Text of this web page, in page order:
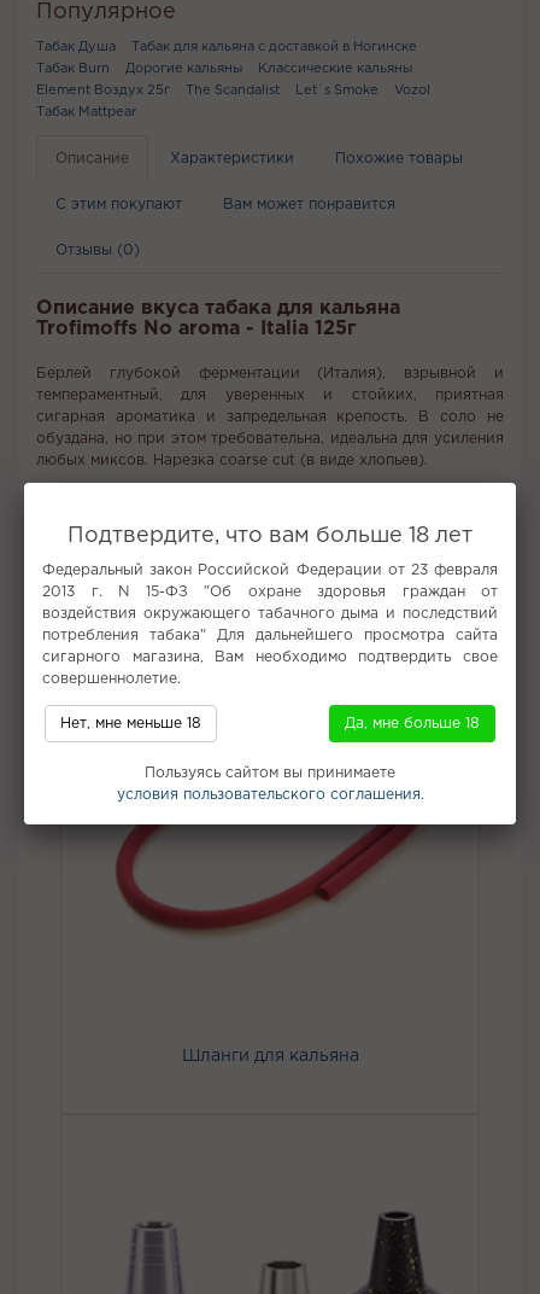
Популярное
Табак Душа
Табак для кальяна с доставкой в Ногинске
Табак Burn
Дорогие кальяны
Классические кальяны
Element Воздух 25г
The Scandalist Let`s Smoke
Vozol
Табак Mattpear
Описание Характеристики Похожие товары
С этим покупают Вам может понравится
Отзывы (0)
Описание вкуса табака для кальяна
Trofimoffs No aroma - Italia 125г
Берлей глубокой ферментации (Италия), взрывной и
темпераментный, для уверенных и стойких, приятная
сигарная ароматика и запредельная крепость. В соло не
обуздана, но при этом требовательна, идеальна для усиления
любых миксов. Нарезка coarse cut (в виде хлопьев).
Все вкусы табака для кальяна Trofimoffs
Не забудьте купить
Шланги для кальяна
Подтвердите, что вам больше 18 лет
Федеральный закон Российской Федерации от 23 февраля
2013 г. N 15-ФЗ "Об охране здоровья граждан от
воздействия окружающего табачного дыма и последствий
потребления табака" Для дальнейшего просмотра сайта
сигарного магазина, Вам необходимо подтвердить свое
совершеннолетие.
Нет, мне меньше 18 Да, мне больше 18
Пользуясь сайтом вы принимаете
условия пользовательского соглашения.